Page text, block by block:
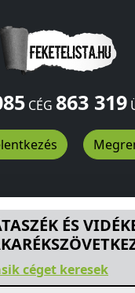
CÉG 863 319
ÉS
céget keresek